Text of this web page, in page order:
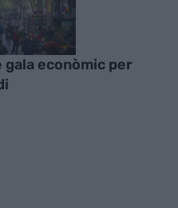
gala econòmic per